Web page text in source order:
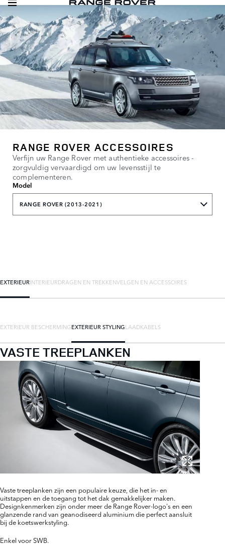
RANGE ROVER ACCESSOIRES
Verfijn uw Range Rover met authentieke accessoires -
zorgvuldig vervaardigd om uw levensstijl te
complementeren.
Model
RANGE ROVER (2013-2021)
EXTERIEURINTERIEURDRAGEN EN TREKKENVELGEN EN ACCESSOIRES
EXTERIEUR BESCHERMINGEXTERIEUR STYLINGLAADKABELS
VASTE TREEPLANKEN
Vaste treeplanken zijn een populaire keuze, die het in- en
uitstappen en de toegang tot het dak gemakkelijker maken.
Designkenmerken zijn onder meer de Range Rover-logo's en een
glanzende rand van geanodiseerd aluminium die perfect aansluit
bij de koetswerkstyling.
Enkel voor SWB.